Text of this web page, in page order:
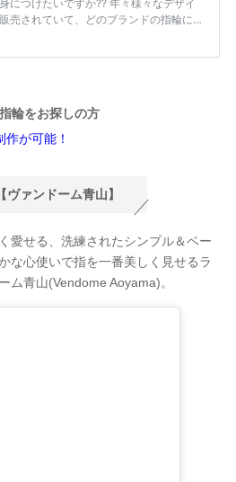
輪をお探しの方
が可能！
ァンドーム青山】
愛せる、洗練されたシンプル＆ベー
な心使いで指を一番美しく見せるラ
ム青山(Vendome Aoyama)。